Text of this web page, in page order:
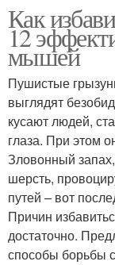
Как
12
мышей
Пушистые
выглядят
кусают людей,
глаза. При этом
Зловонный
шерсть,
путей – вот
Причин
достаточно.
способы борьбы